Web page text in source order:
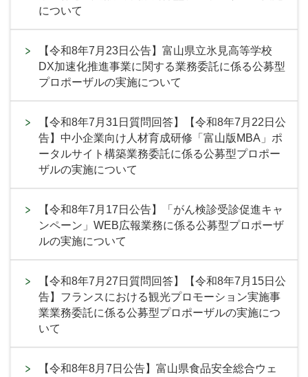
について
【令和8年7月23日公告】富山県立氷見高等学校
DX加速化推進事業に関する業務委託に係る公募型
プロポーザルの実施について
【令和8年7月31日質問回答】【令和8年7月22日公
告】中小企業向け人材育成研修「富山版MBA」ポ
ータルサイト構築業務委託に係る公募型プロポー
ザルの実施について
【令和8年7月17日公告】「がん検診受診促進キャ
ンペーン」WEB広報業務に係る公募型プロポーザ
ルの実施について
【令和8年7月27日質問回答】【令和8年7月15日公
告】フランスにおける観光プロモーション実施事
業業務委託に係る公募型プロポーザルの実施につ
いて
【令和8年8月7日公告】富山県食品安全総合ウェ